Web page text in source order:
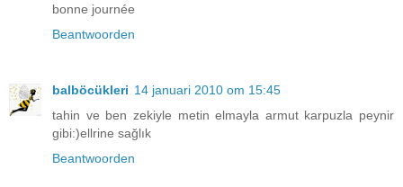
bonne journée
Beantwoorden
balböcükleri 14 januari 2010 om 15:45
tahin ve ben zekiyle metin elmayla armut karpuzla peynir
gibi:)ellrine sağlık
Beantwoorden